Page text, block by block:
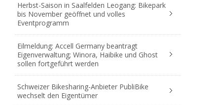
Herbst-Saison in Saalfelden Leogang: Bikepark
bis November geöffnet und volles
Eventprogramm
Eilmeldung: Accell Germany beantragt
Eigenverwaltung; Winora, Haibike und Ghost
sollen fortgeführt werden
Schweizer Bikesharing-Anbieter PubliBike
wechselt den Eigentümer